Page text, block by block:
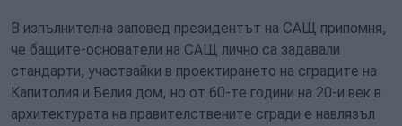
В изпълнителна заповед президентът на САЩ припомня,
че бащите-основатели на САЩ лично са задавали
стандарти, участвайки в проектирането на сградите на
Капитолия и Белия дом, но от 60-те години на 20-и век в
архитектурата на правителствените сгради е навлязъл